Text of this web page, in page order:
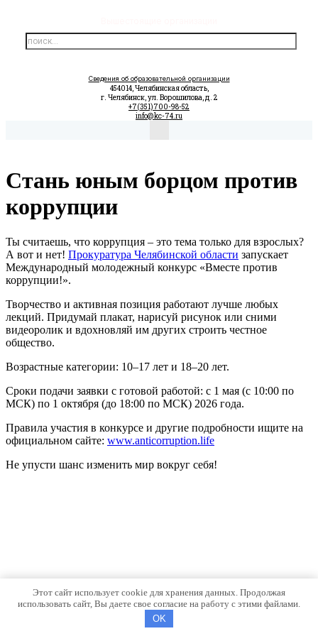
Сведения об образовательной организации
454014, Челябинская область,
г. Челябинск, ул. Ворошилова, д. 2
+7(351)700-98-52
info@kc-74.ru
Стань юным борцом против
коррупции
Ты считаешь, что коррупция – это тема только для взрослых?
А вот и нет! Прокуратура Челябинской области запускает
Международный молодежный конкурс «Вместе против
коррупции!».
Творчество и активная позиция работают лучше любых
лекций. Придумай плакат, нарисуй рисунок или сними
видеоролик и вдохновляй им других строить честное
общество.
Возрастные категории: 10–17 лет и 18–20 лет.
Сроки подачи заявки с готовой работой: с 1 мая (с 10:00 по
МСК) по 1 октября (до 18:00 по МСК) 2026 года.
Правила участия в конкурсе и другие подробности ищите на
официальном сайте: www.anticorruption.life
Не упусти шанс изменить мир вокруг себя!
Этот сайт использует cookie для хранения данных. Продолжая
использовать сайт, Вы даете свое согласие на работу с этими файлами.
OK